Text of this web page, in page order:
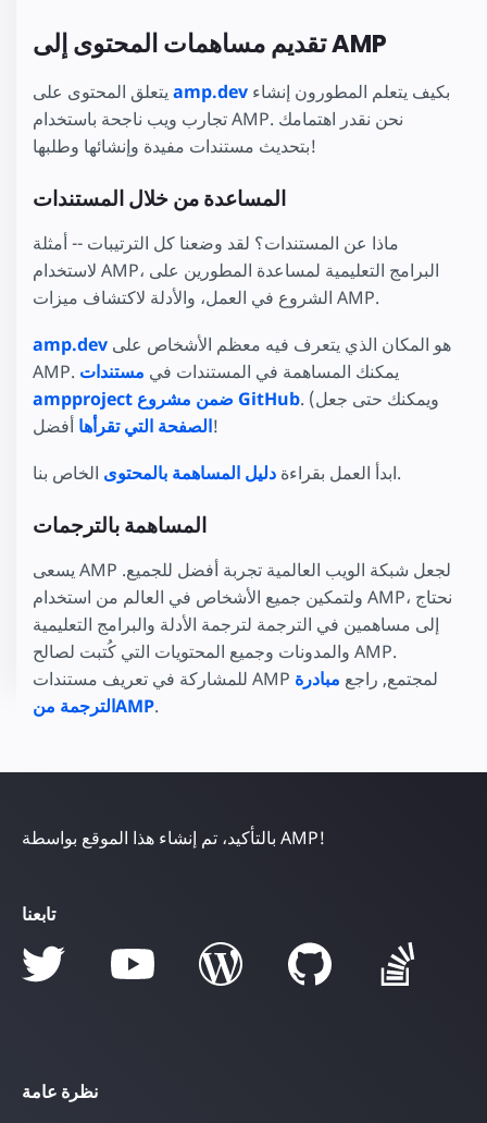
تقديم مساهمات المحتوى إلى AMP
amp.dev
تجارب ويب ناجحة باستخدام AMP. نحن نقدر اهتمامك
بتحديث مستندات مفيدة وإنشائها وطلبها!
المساعدة من خلال المستندات
ماذا عن المستندات؟ لقد وضعنا كل الترتيبات -- أمثلة
لاستخدام AMP، البرامج التعليمية لمساعدة المطورين على
الشروع في العمل، والأدلة لاكتشاف ميزات AMP.
amp.dev
AMP. يمكنك المساهمة في المستندات في مستندات
ampproject ضمن مشروع GitHub
. (ويمكنك حتى جعل
الصفحة التي تقرأهاأفضل!
ابدأ العمل بقراءة دليل المساهمة بالمحتوى الخاص بنا.
المساهمة بالترجمات
يسعى AMP لجعل شبكة الويب العالمية تجربة أفضل للجميع.
ولتمكين جميع الأشخاص في العالم من استخدام AMP، نحتاج
إلى مساهمين في الترجمة لترجمة الأدلة والبرامج التعليمية
والمدونات وجميع المحتويات التي كُتبت لصالح AMP.
للمشاركة في تعريف مستندات AMP لمجتمع, راجع مبادرة
الترجمة منAMP.
بالتأكيد، تم إنشاء هذا الموقع بواسطة AMP!
تابعنا
نظرة عامة